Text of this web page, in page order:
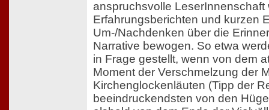
anspruchsvolle LeserInnenschaft
Erfahrungsberichten und kurzen
Um-/Nachdenken über die
Narrative bewogen. So etwa
in Frage gestellt, wenn von dem
Moment der Verschmelzung der
Kirchenglockenläuten (Tipp der
beeindruckendsten von den